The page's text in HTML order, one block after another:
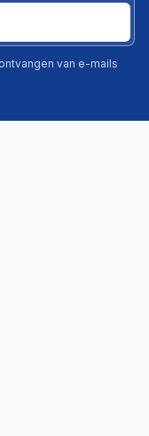
van e-mails